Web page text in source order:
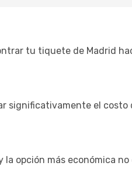
tu tiquete de Madrid
significativamente el
opción más económica